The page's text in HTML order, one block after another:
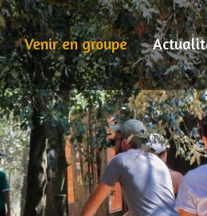
Venir en groupe